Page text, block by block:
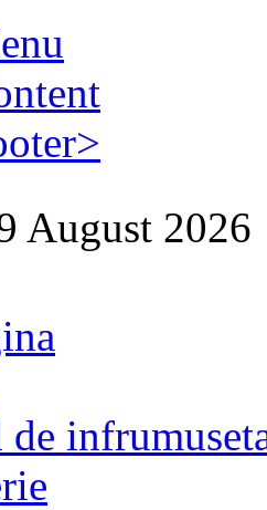
August 2026
de